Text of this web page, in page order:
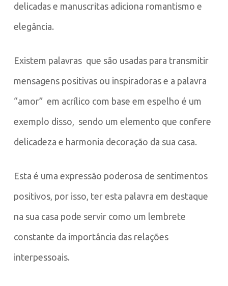
delicadas e manuscritas adiciona romantismo e
elegância.
Existem palavras que são usadas para transmitir
mensagens positivas ou inspiradoras e a palavra
“amor” em acrílico com base em espelho é um
exemplo disso, sendo um elemento que confere
delicadeza e harmonia decoração da sua casa.
Esta é uma expressão poderosa de sentimentos
positivos, por isso, ter esta palavra em destaque
na sua casa pode servir como um lembrete
constante da importância das relações
interpessoais.